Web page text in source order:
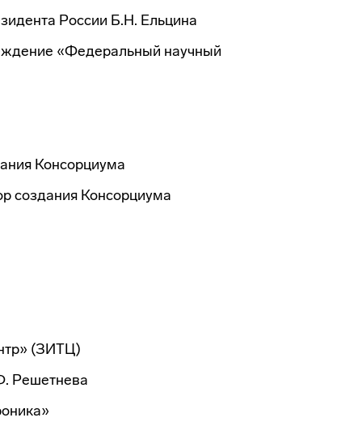
России Б.Н. Ельцина
«Федеральный научный
Консорциума
создания Консорциума
(ЗИТЦ)
Решетнева